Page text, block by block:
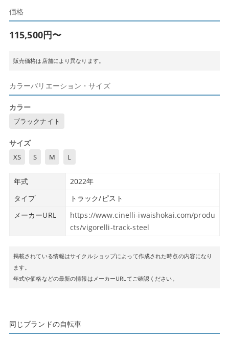
価格
115,500円〜
販売価格は店舗により異なります。
カラーバリエーション・サイズ
カラー
ブラックナイト
サイズ
XS S M L
年式
2022年
タイプ
トラック/ピスト
メーカーURL
https://www.cinelli-iwaishokai.com/produ
cts/vigorelli-track-steel
掲載されている情報はサイクルショップによって作成された時点の内容になり
ます。
年式や価格などの最新の情報はメーカーURLてご確認ください。
同じブランドの自転車